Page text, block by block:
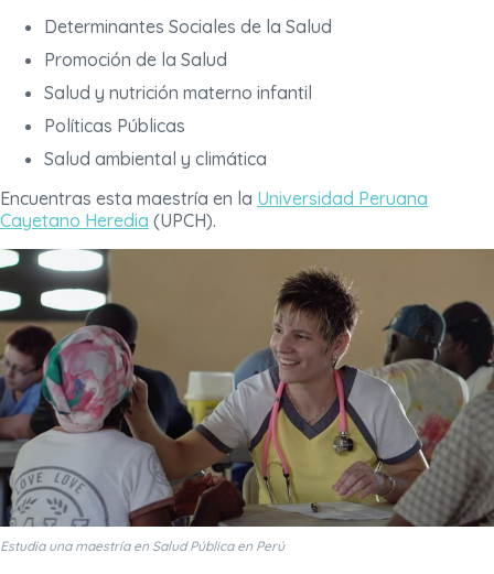
Determinantes Sociales de la Salud
Promoción de la Salud
Salud y nutrición materno infantil
Políticas Públicas
Salud ambiental y climática
Encuentras esta maestría en la Universidad Peruana
Cayetano Heredia (UPCH).
Estudia una maestría en Salud Pública en Perú